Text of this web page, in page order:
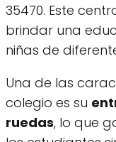
35470. Este
brindar una
niñas de
Una de las
colegio es su
ruedas, lo que